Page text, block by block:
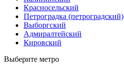
Красносельский
Петроградка (петроградский)
Выборгский
Адмиралтейский
Кировский
Выберите метро